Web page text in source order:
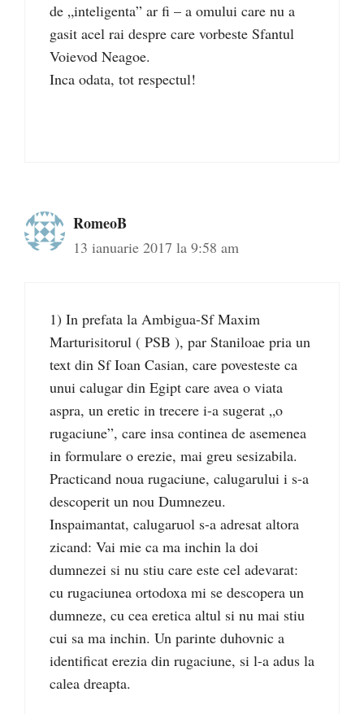
de „inteligenta” ar fi – a omului care nu a
gasit acel rai despre care vorbeste Sfantul
Voievod Neagoe.
Inca odata, tot respectul!
RomeoB
13 ianuarie 2017 la 9:58 am
1) In prefata la Ambigua-Sf Maxim
Marturisitorul ( PSB ), par Staniloae pria un
text din Sf Ioan Casian, care povesteste ca
unui calugar din Egipt care avea o viata
aspra, un eretic in trecere i-a sugerat „o
rugaciune”, care insa continea de asemenea
in formulare o erezie, mai greu sesizabila.
Practicand noua rugaciune, calugarului i s-a
descoperit un nou Dumnezeu.
Inspaimantat, calugaruol s-a adresat altora
zicand: Vai mie ca ma inchin la doi
dumnezei si nu stiu care este cel adevarat:
cu rugaciunea ortodoxa mi se descopera un
dumneze, cu cea eretica altul si nu mai stiu
cui sa ma inchin. Un parinte duhovnic a
identificat erezia din rugaciune, si l-a adus la
calea dreapta.